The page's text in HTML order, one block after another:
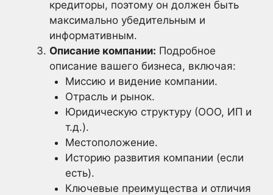
кредиторы, поэтому он должен быть
максимально убедительным и
информативным.
Описание компании: Подробное
описание вашего бизнеса, включая:
Миссию и видение компании.
Отрасль и рынок.
Юридическую структуру (ООО, ИП и
т.д.).
Местоположение.
Историю развития компании (если
есть).
Ключевые преимущества и отличия